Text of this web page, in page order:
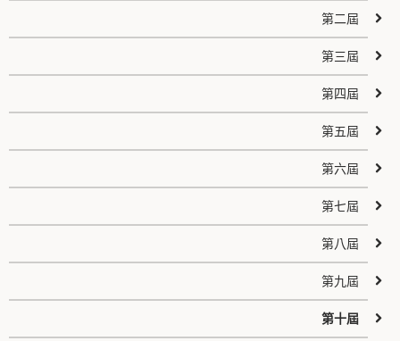
第二屆
第三屆
第四屆
第五屆
第六屆
第七屆
第八屆
第九屆
第十屆